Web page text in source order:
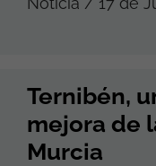
Ternibén,
mejora de
Murcia